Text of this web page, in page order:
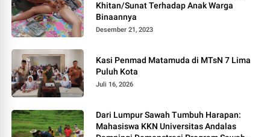
Khitan/Sunat Terhadap Anak Warga
Binaannya
Desember 21, 2023
Kasi Penmad Matamuda di MTsN 7 Lima
Puluh Kota
Juli 16, 2026
Dari Lumpur Sawah Tumbuh Harapan:
Mahasiswa KKN Universitas Andalas